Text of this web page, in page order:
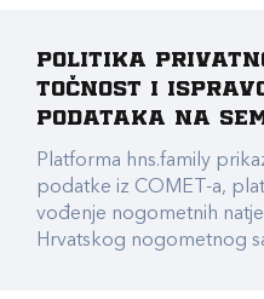
Politika
točnost i
podataka na
Platforma hns.family
podatke iz COMET-a,
vođenje nogometnih
Hrvatskog nogometnog